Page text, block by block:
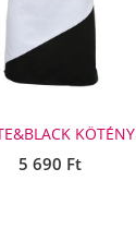
KÖTÉNY
5 690 Ft